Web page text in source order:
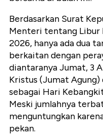
Berdasarkan Surat
Menteri tentang Libur
2026, hanya ada dua
berkaitan dengan
diantaranya Jumat, 3
Kristus (Jumat Agung)
sebagai Hari
Meski jumlahnya
menguntungkan
pekan.